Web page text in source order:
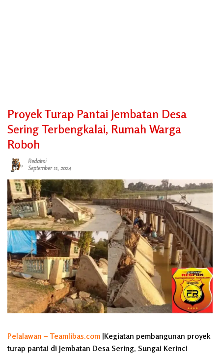
Proyek Turap Pantai Jembatan Desa
Sering Terbengkalai, Rumah Warga
Roboh
Redaksi
September 11, 2024
Pelalawan – Teamlibas.com |Kegiatan pembangunan proyek
turap pantai di Jembatan Desa Sering, Sungai Kerinci